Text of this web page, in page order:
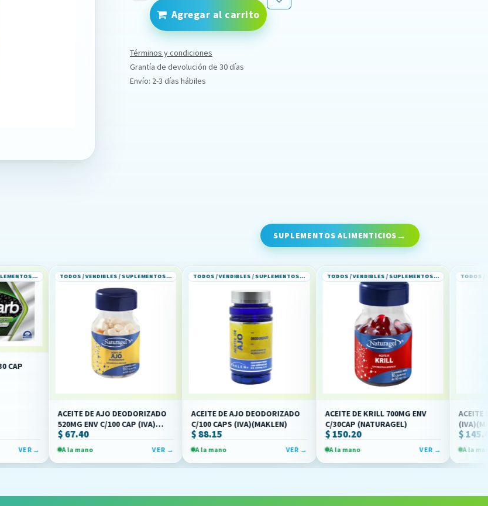
Agregar al carrito
Términos y condiciones
Grantía de devolución de 30 días
Envío: 2-3 días hábiles
SUPLEMENTOS ALIMENTICIOS
TODOS / VENDIBLES / SUPLEMENTOS ALIMENTICIOS
ACEITE DE AJO DEODORIZADO
520MG ENV C/100 CAP (IVA)
(NATURAGEL)
A la mano
TODOS / VENDIBLES / SUPLEMENTOS ALIMENTICIOS
ACEITE DE AJO DEODORIZADO
C/100 CAPS (IVA)(MAKLEN)
A la mano
TODOS / VENDIBLES / SUPLEMENTOS ALIMENTICIOS
ACEITE DE KRILL 700MG ENV
C/30CAP (NATURAGEL)
A la mano
ACEITE DE KRILL
(IVA)(MAKLEN)
A la mano